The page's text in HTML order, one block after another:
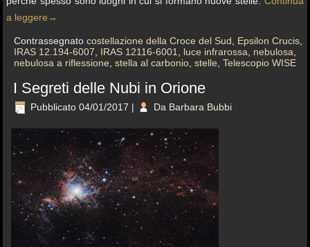
a leggere →
Contrassegnato costellazione della Croce del Sud Epsilon Crucis
IRAS 12.194-6007
IRAS 12116-6001 luce infrarossa nebulosa
nebulosa a riflessione ,stella al carbonio ,stelle ,Telescopio WISE
I Segreti delle Nubi in Orione
Pubblicato 04/01/2017 | Da Barbara Bubbi